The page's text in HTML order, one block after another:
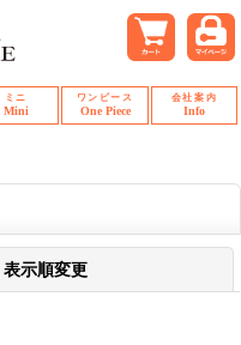
ミニ
Mini
ワンピース
One Piece
会社案内
Info
表示順変更